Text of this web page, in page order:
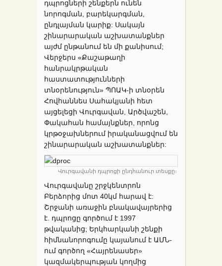
դպրոցների շենքերն ունեն
նորոգման, բարեկարգման,
ընդլայման կարիք: Սակայն
շինարարական աշխատանքներ
այժմ ընթանում են մի քանիսում;
Վերջերս «Քաշաթաղի
հանրակրթական
հաստատությունների
տնօրենություն» ՊՈԱԿ-ի տնօրեն
Հովհաննես Սահակյանի հետ
այցելեցի Վուրգավան, Արծվաշեն,
Փակահան համայնքներ, որոնց
կրթօջախներում իրականացվում են
շինարարական աշխատանքներ:
Վուրգավանի դպրոցի ընդհանուր տեսքը։
Վուրգավանը շրջկենտրոն
Բերձորից մոտ 40կմ հարավ է:
Շրջանի առաջին բնակավայրերից
է. դպրոցը գործում է 1997
թվականից; Երկհարկանի շենքի
հիմնանորոգումը կայանում է ԱՄՆ-
ում գործող «Հայրենասեր»
կազմակերպության կողմից